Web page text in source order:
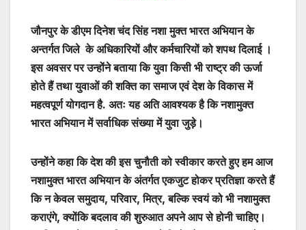
जौनपुर के डीएम दिनेश चंद सिंह नशा मुक्त भारत अभियान के
अन्तर्गत जिले के अधिकारियों और कर्मचारियों को शपथ दिलाई ।
इस अवसर पर उन्होंने बताया कि युवा किसी भी राष्ट्र की ऊर्जा
होते हैं तथा युवाओं की शक्ति का समाज एवं देश के विकास में
महत्वपूर्ण योगदान है. अतः यह अति आवश्यक है कि नशामुक्त
भारत अभियान में सर्वाधिक संख्या में युवा जुड़े।
उन्होंने कहा कि देश की इस चुनौती को स्वीकार करते हुए हम आज
नशामुक्त भारत अभियान के अंतर्गत एकजुट होकर प्रतिज्ञा करते हैं
कि न केवल समुदाय, परिवार, मित्र, बल्कि स्वयं को भी नशामुक्त
कराएंगे, क्योंकि बदलाव की शुरुआत अपने आप से होनी चाहिए।